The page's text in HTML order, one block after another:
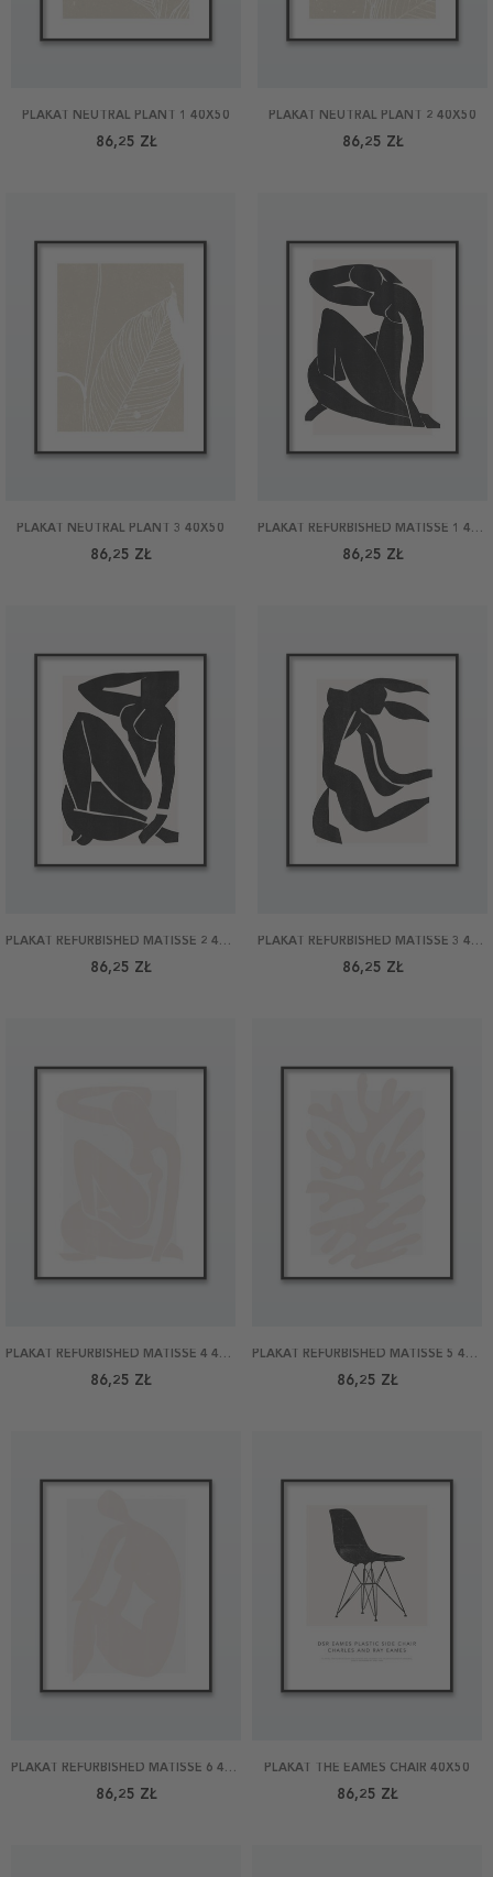
PLAKAT NEUTRAL PLANT 1 40X50
86,25 ZŁ
PLAKAT NEUTRAL PLANT 2 40X50
86,25 ZŁ
PLAKAT NEUTRAL PLANT 3 40X50
86,25 ZŁ
PLAKAT REFURBISHED MATISSE 1 40X50
86,25 ZŁ
PLAKAT REFURBISHED MATISSE 2 40X50
86,25 ZŁ
PLAKAT REFURBISHED MATISSE 3 40X50
86,25 ZŁ
PLAKAT REFURBISHED MATISSE 4 40X50
86,25 ZŁ
PLAKAT REFURBISHED MATISSE 5 40X50
86,25 ZŁ
86,25 ZŁ
PLAKAT THE EAMES CHAIR 40X50
86,25 ZŁ